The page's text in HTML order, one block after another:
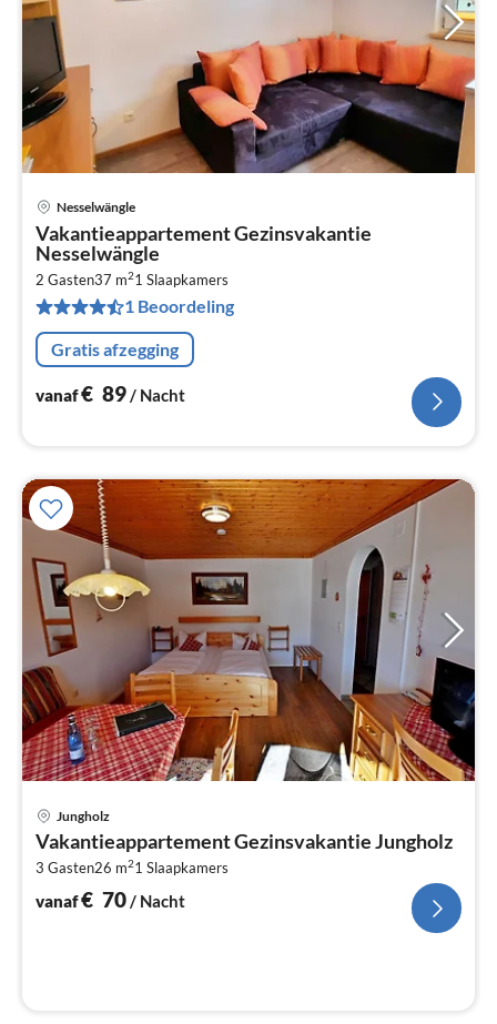
Nesselwängle
Vakantieappartement Gezinsvakantie
Nesselwängle
2 Gasten37 m21 Slaapkamers
1 Beoordeling
Gratis afzegging
vanaf€ 89/ Nacht
Jungholz
Vakantieappartement Gezinsvakantie Jungholz
3 Gasten26 m21 Slaapkamers
vanaf€ 70/ Nacht